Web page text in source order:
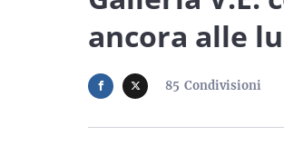
ancora alle
85 Condivisioni